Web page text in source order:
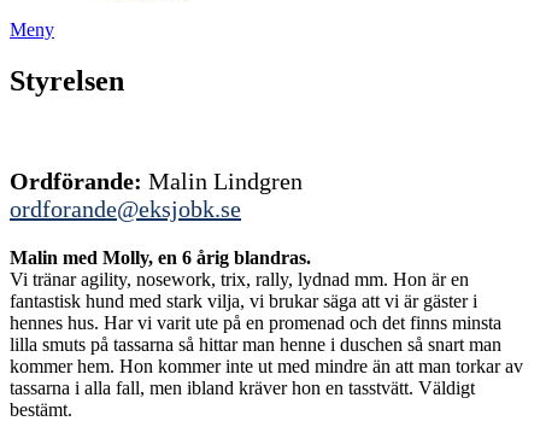
Meny
Styrelsen
Ordförande: Malin Lindgren
ordforande@eksjobk.se
Malin med Molly, en 6 årig blandras.
Vi tränar agility, nosework, trix, rally, lydnad mm. Hon är en
fantastisk hund med stark vilja, vi brukar säga att vi är gäster i
hennes hus. Har vi varit ute på en promenad och det finns minsta
lilla smuts på tassarna så hittar man henne i duschen så snart man
kommer hem. Hon kommer inte ut med mindre än att man torkar av
tassarna i alla fall, men ibland kräver hon en tasstvätt. Väldigt
bestämt.